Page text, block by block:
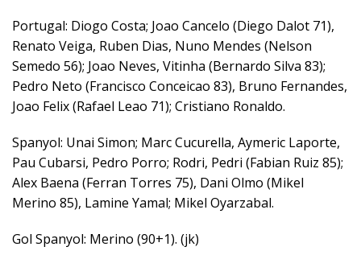
Portugal: Diogo Costa; Joao Cancelo (Diego Dalot 71),
Renato Veiga, Ruben Dias, Nuno Mendes (Nelson
Semedo 56); Joao Neves, Vitinha (Bernardo Silva 83);
Pedro Neto (Francisco Conceicao 83), Bruno Fernandes,
Joao Felix (Rafael Leao 71); Cristiano Ronaldo.
Spanyol: Unai Simon; Marc Cucurella, Aymeric Laporte,
Pau Cubarsi, Pedro Porro; Rodri, Pedri (Fabian Ruiz 85);
Alex Baena (Ferran Torres 75), Dani Olmo (Mikel
Merino 85), Lamine Yamal; Mikel Oyarzabal.
Gol Spanyol: Merino (90+1). (jk)